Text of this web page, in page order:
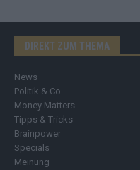
DIREKT ZUM THEMA
News
Politik & Co
Money Matters
Tipps & Tricks
Brainpower
Specials
Meinung